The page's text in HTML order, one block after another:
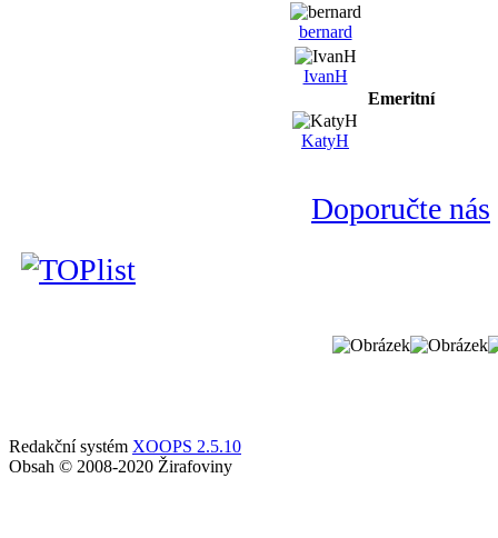
bernard
IvanH
Emeritní
KatyH
Doporučte nás
Redakční systém XOOPS 2.5.10
Obsah © 2008-2020 Žirafoviny